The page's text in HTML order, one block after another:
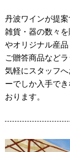
丹波ワインが提
雑貨・器の数々
やオリジナル産
ご贈答商品など
気軽にスタッフ
ーでしか入手で
おります。